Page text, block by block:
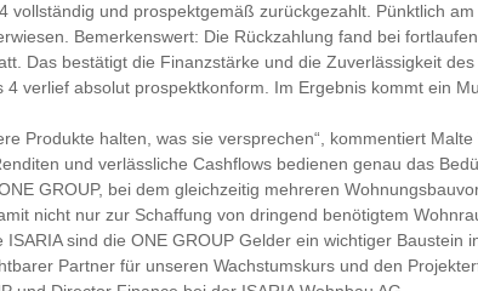
vollständig und prospektgemäß zurückgezahlt. Pünktlich
Bemerkenswert: Die Rückzahlung fand bei
Das bestätigt die Finanzstärke und die Zuverlässigkeit
verlief absolut prospektkonform. Im Ergebnis kommt ein
Produkte halten, was sie versprechen“, kommentiert
und verlässliche Cashflows bedienen genau das
GROUP, bei dem gleichzeitig mehreren
nicht nur zur Schaffung von dringend benötigtem
sind die ONE GROUP Gelder ein wichtiger Baustein
Partner für unseren Wachstumskurs und den